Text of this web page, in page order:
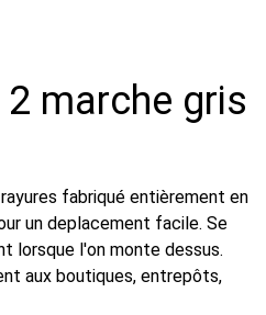
marche gris
fabriqué entièrement en
un deplacement facile. Se
lorsque l'on monte dessus.
aux boutiques, entrepôts,